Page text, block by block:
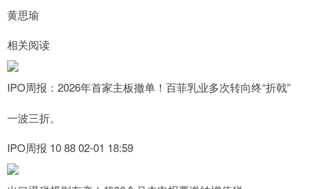
黄思瑜
相关阅读
IPO周报：2026年首家主板撤单！百菲乳业多次转向终“折戟”
一波三折。
IPO周报 10 88 02-01 18:59